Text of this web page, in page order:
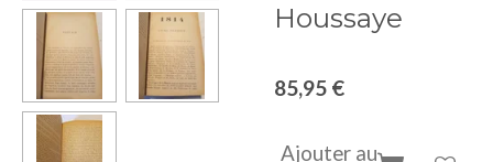
Houssaye
85,95 €
Ajouter au